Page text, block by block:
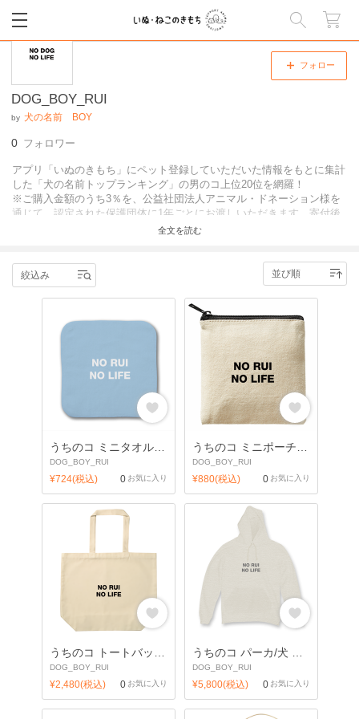
閉じる
DOG_BOY_RUI
by 犬の名前 BOY
0 フォロワー
フォロー
アプリ「いぬのきもち」にペット登録していただいた情報をもとに集計
した「犬の名前トップランキング」の男のコ上位20位を網羅！
※ご購入金額のうち3％を、公益社団法人アニマル・ドネーション様を
通じて、認定された保護団体に1年ごとにお渡しいただきます。寄付後
『いぬのきもち』『ねこのきもち』誌面上でも報告いたします。
全文を読む
絞込み
うちのコ ミニタオル/犬 ルイ
DOG_BOY_RUI
¥724(税込) 0 お気に入り
DOG_BOY_RUI
¥880(税込) 0 お気に入り
DOG_BOY_RUI
¥2,480(税込) 0 お気に入り
DOG_BOY_RUI
¥5,800(税込) 0 お気に入り